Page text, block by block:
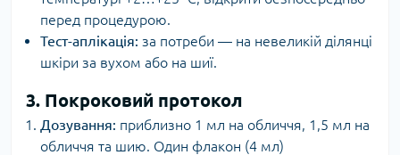
перед процедурою.
Тест-аплікація: за потреби — на невеликій ділянці
шкіри за вухом або на шиї.
3. Покроковий протокол
Дозування: приблизно 1 мл на обличчя, 1,5 мл на
обличчя та шию. Один флакон (4 мл)